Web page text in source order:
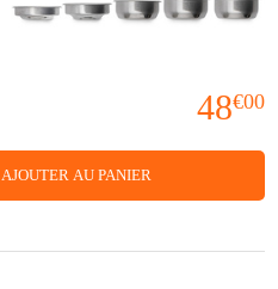
48€00
AJOUTER AU PANIER